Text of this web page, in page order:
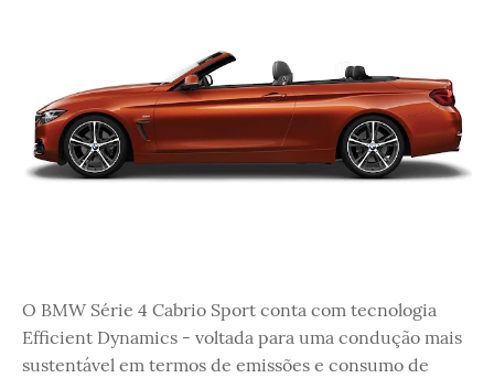
O BMW Série 4 Cabrio Sport conta com tecnologia
Efficient Dynamics - voltada para uma condução mais
sustentável em termos de emissões e consumo de